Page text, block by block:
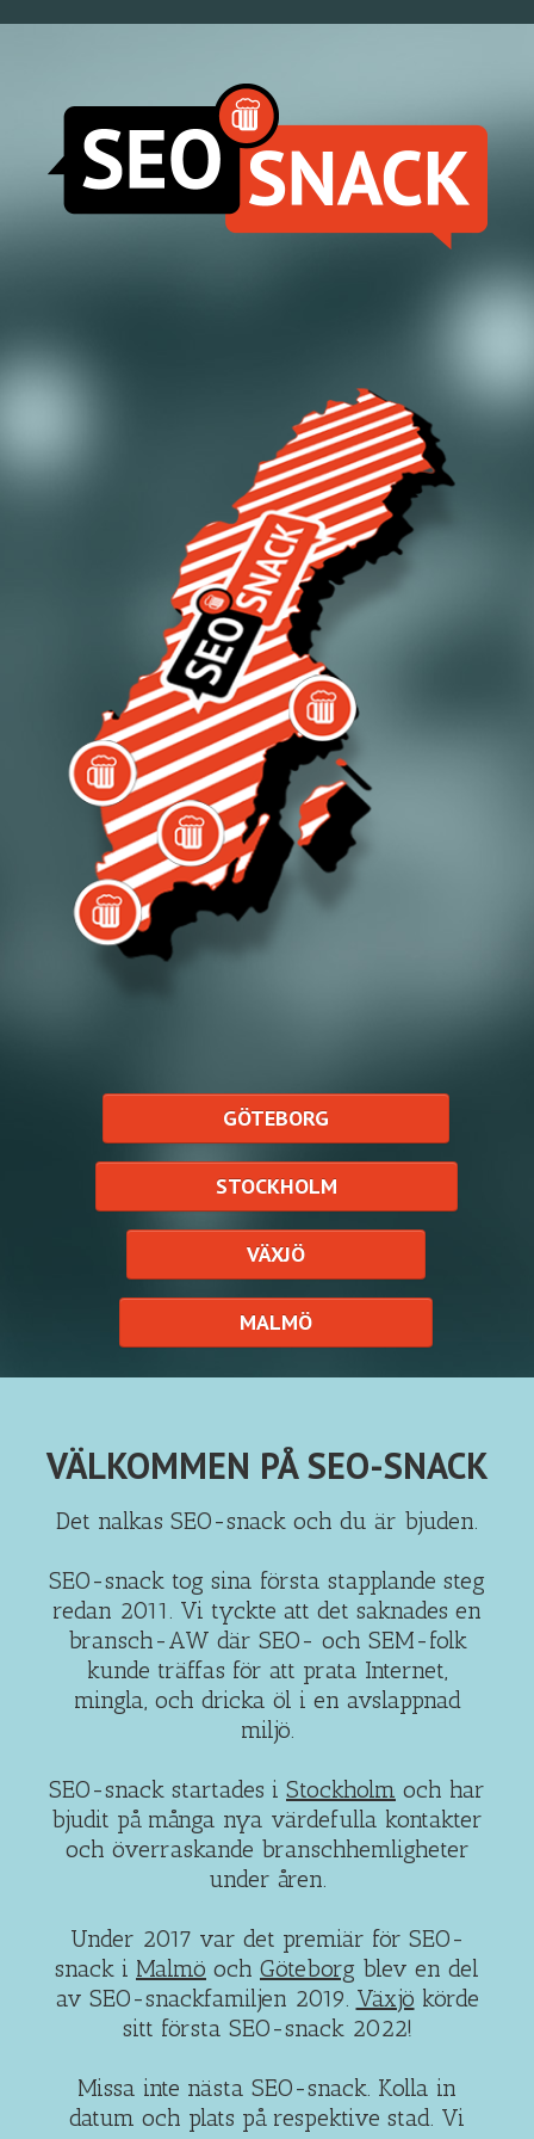
GÖTEBORG
STOCKHOLM
VÄXJÖ
MALMÖ
VÄLKOMMEN PÅ SEO-SNACK
Det nalkas SEO-snack och du är bjuden.
SEO-snack tog sina första stapplande steg
redan 2011. Vi tyckte att det saknades en
bransch-AW där SEO- och SEM-folk
kunde träffas för att prata Internet,
mingla, och dricka öl i en avslappnad
miljö.
SEO-snack startades i Stockholm och har
bjudit på många nya värdefulla kontakter
och överraskande branschhemligheter
under åren.
Under 2017 var det premiär för SEO-
snack i Malmö och Göteborg blev en del
av SEO-snackfamiljen 2019. Växjö körde
sitt första SEO-snack 2022!
Missa inte nästa SEO-snack. Kolla in
datum och plats på respektive stad. Vi